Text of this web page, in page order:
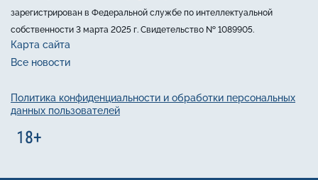
зарегистрирован в Федеральной службе по интеллектуальной
собственности 3 марта 2025 г. Свидетельство № 1089905.
Карта сайта
Все новости
Политика конфиденциальности и обработки персональных
данных пользователей